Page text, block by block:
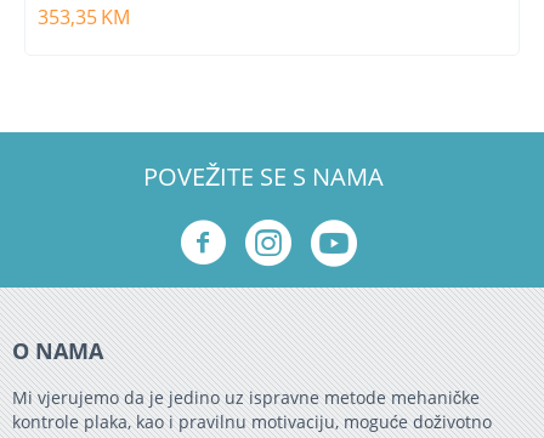
353,35KM
POVEŽITE SE S NAMA
O NAMA
Mi vjerujemo da je jedino uz ispravne metode mehaničke
kontrole plaka, kao i pravilnu motivaciju, moguće doživotno